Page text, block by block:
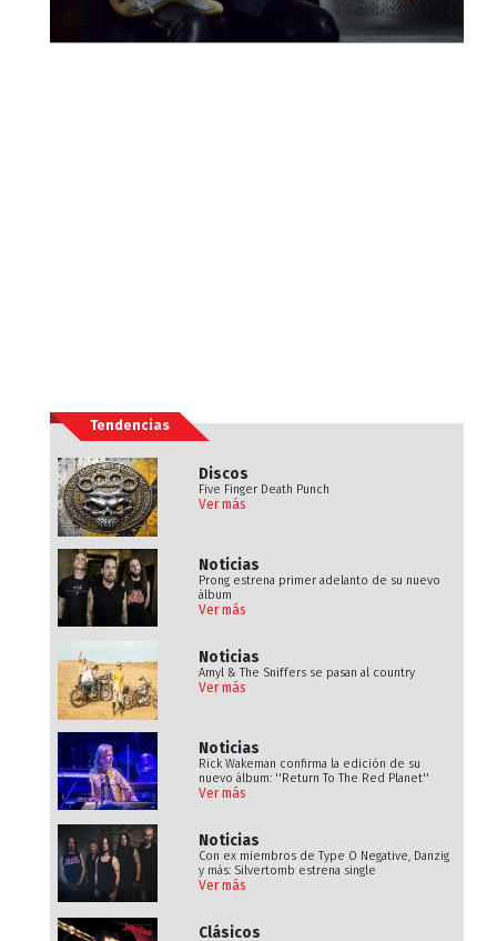
Tendencias
Discos
Five Finger Death Punch
Ver más
Noticias
Prong estrena primer adelanto de su nuevo
álbum
Ver más
Noticias
Amyl & The Sniffers se pasan al country
Ver más
Noticias
Rick Wakeman confirma la edición de su
nuevo álbum: ''Return To The Red Planet''
Ver más
Noticias
Con ex miembros de Type O Negative, Danzig
y más: Silvertomb estrena single
Ver más
Clásicos